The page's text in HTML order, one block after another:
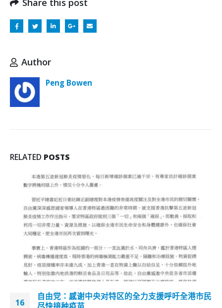
Author
Peng Bowen
RELATED POSTS
20
陈国基：榄球赛接连出错是荒谬将去信要求